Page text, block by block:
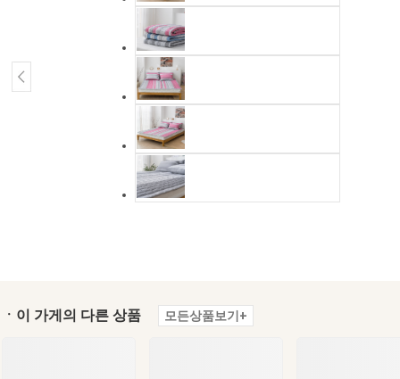
ㆍ이 가게의 다른 상품 모든상품보기+